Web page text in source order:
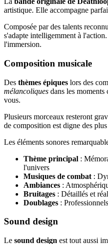
artistique. Elle accompagne
Composée par des talents
s'adapte intelligemment à
l'immersion.
Composition musicale
Des thèmes épiques lors des
mélancoliques dans les moments
vous.
Plusieurs morceaux resteront
de composition est digne des
Les éléments sonores
Thème principal :
l'univers
Musiques de combat :
Ambiances :
Bruitages : Détaillés et
Doublages :
Sound design
Le sound design est tout aussi